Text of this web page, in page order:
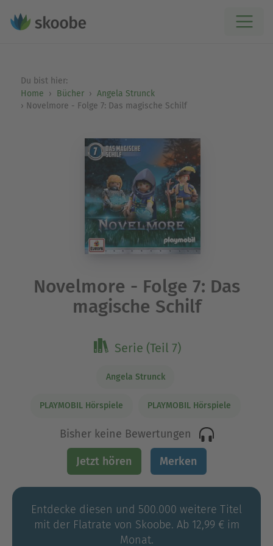
Du bist hier:
Home
Bücher
Angela Strunck
Novelmore - Folge 7: Das magische Schilf
Novelmore - Folge 7: Das
magische Schilf
Serie (Teil 7)
Angela Strunck
PLAYMOBIL Hörspiele PLAYMOBIL Hörspiele
Bisher keine Bewertungen
Jetzt hören Merken
Entdecke diesen und 500.000 weitere Titel
mit der Flatrate von Skoobe. Ab 12,99 € im
Monat.